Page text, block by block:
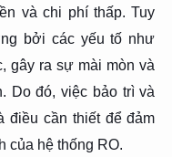
và chi phí thấp. Tuy
bởi các yếu tố như
gây ra sự mài mòn và
Do đó, việc bảo trì và
điều cần thiết để đảm
của hệ thống RO.